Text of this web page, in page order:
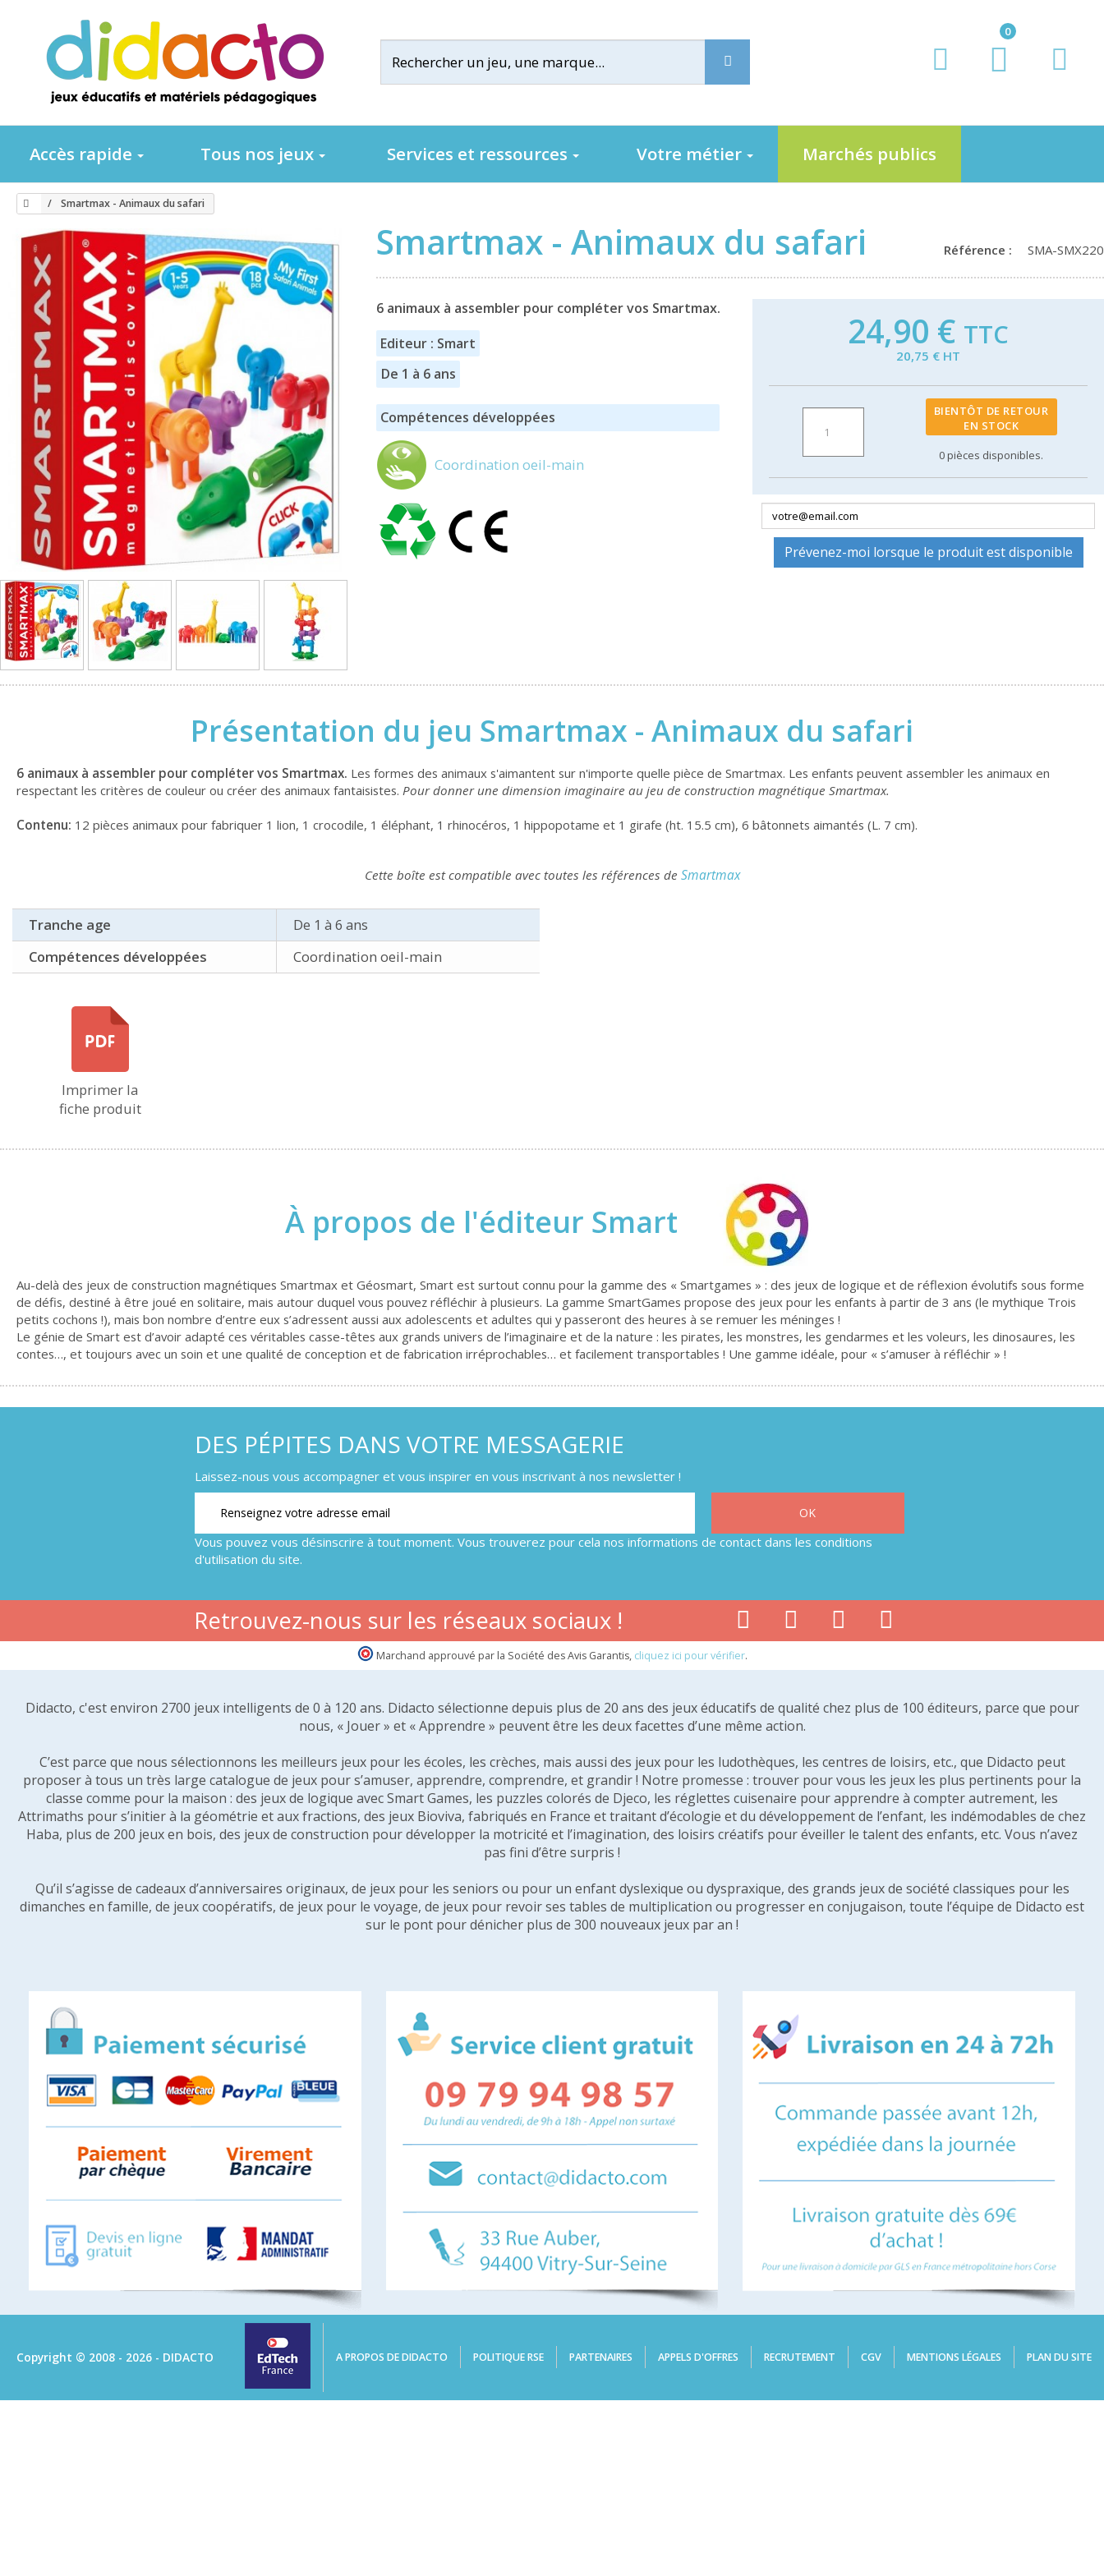
0
Accès rapide Tous nos jeux Services et ressources Votre métier Marchés publics
Smartmax - Animaux du safari
Smartmax - Animaux du safari Référence : SMA-SMX220
6 animaux à assembler pour compléter vos Smartmax.
Editeur : Smart
De 1 à 6 ans
Compétences développées
Coordination oeil-main
24,90 € TTC
20,75 € HT
BIENTÔT DE RETOUR
EN STOCK
0pièces disponibles.
Prévenez-moi lorsque le produit est disponible
Présentation du jeu Smartmax - Animaux du safari
6 animaux à assembler pour compléter vos Smartmax. Les formes des animaux s'aimantent sur n'importe quelle pièce de Smartmax. Les enfants peuvent assembler les animaux en
respectant les critères de couleur ou créer des animaux fantaisistes. Pour donner une dimension imaginaire au jeu de construction magnétique Smartmax.
Contenu: 12 pièces animaux pour fabriquer 1 lion, 1 crocodile, 1 éléphant, 1 rhinocéros, 1 hippopotame et 1 girafe (ht. 15.5 cm), 6 bâtonnets aimantés (L. 7 cm).
Cette boîte est compatible avec toutes les références de Smartmax
Tranche age
De 1 à 6 ans
Compétences développées
Coordination oeil-main
Imprimer la
fiche produit
À propos de l'éditeur Smart
Au-delà des jeux de construction magnétiques Smartmax et Géosmart, Smart est surtout connu pour la gamme des « Smartgames » : des jeux de logique et de réflexion évolutifs sous forme
de défis, destiné à être joué en solitaire, mais autour duquel vous pouvez réfléchir à plusieurs. La gamme SmartGames propose des jeux pour les enfants à partir de 3 ans (le mythique Trois
petits cochons !), mais bon nombre d’entre eux s’adressent aussi aux adolescents et adultes qui y passeront des heures à se remuer les méninges !
Le génie de Smart est d’avoir adapté ces véritables casse-têtes aux grands univers de l’imaginaire et de la nature : les pirates, les monstres, les gendarmes et les voleurs, les dinosaures, les
contes…, et toujours avec un soin et une qualité de conception et de fabrication irréprochables… et facilement transportables ! Une gamme idéale, pour « s’amuser à réfléchir » !
DES PÉPITES DANS VOTRE MESSAGERIE
Laissez-nous vous accompagner et vous inspirer en vous inscrivant à nos newsletter !
Vous pouvez vous désinscrire à tout moment. Vous trouverez pour cela nos informations de contact dans les conditions
d'utilisation du site.
Retrouvez-nous sur les réseaux sociaux !
Marchand approuvé par la Société des Avis Garantis, cliquez ici pour vérifier.
Didacto, c'est environ 2700 jeux intelligents de 0 à 120 ans. Didacto sélectionne depuis plus de 20 ans des jeux éducatifs de qualité chez plus de 100 éditeurs, parce que pour
nous, « Jouer » et « Apprendre » peuvent être les deux facettes d’une même action.
C’est parce que nous sélectionnons les meilleurs jeux pour les écoles, les crèches, mais aussi des jeux pour les ludothèques, les centres de loisirs, etc., que Didacto peut
proposer à tous un très large catalogue de jeux pour s’amuser, apprendre, comprendre, et grandir ! Notre promesse : trouver pour vous les jeux les plus pertinents pour la
classe comme pour la maison : des jeux de logique avec Smart Games, les puzzles colorés de Djeco, les réglettes cuisenaire pour apprendre à compter autrement, les
Attrimaths pour s’initier à la géométrie et aux fractions, des jeux Bioviva, fabriqués en France et traitant d’écologie et du développement de l’enfant, les indémodables de chez
Haba, plus de 200 jeux en bois, des jeux de construction pour développer la motricité et l’imagination, des loisirs créatifs pour éveiller le talent des enfants, etc. Vous n’avez
pas fini d’être surpris !
Qu’il s’agisse de cadeaux d’anniversaires originaux, de jeux pour les seniors ou pour un enfant dyslexique ou dyspraxique, des grands jeux de société classiques pour les
dimanches en famille, de jeux coopératifs, de jeux pour le voyage, de jeux pour revoir ses tables de multiplication ou progresser en conjugaison, toute l’équipe de Didacto est
sur le pont pour dénicher plus de 300 nouveaux jeux par an !
Copyright © 2008 - 2026 - DIDACTO A PROPOS DE DIDACTO POLITIQUE RSE PARTENAIRES APPELS D'OFFRES RECRUTEMENT CGV MENTIONS LÉGALES PLAN DU SITE